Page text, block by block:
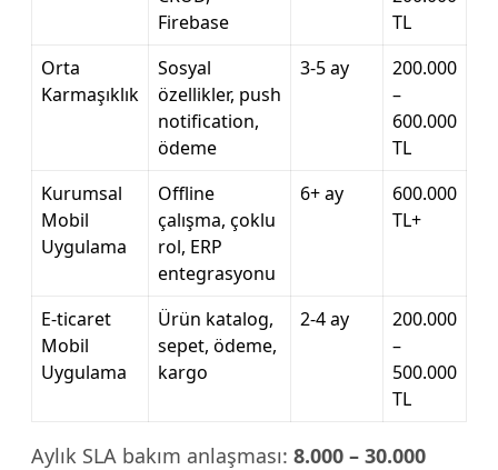
Firebase
TL
Orta
Karmaşıklık
Sosyal
özellikler, push
notification,
ödeme
3-5 ay
200.000
–
600.000
TL
Kurumsal
Mobil
Uygulama
Offline
çalışma, çoklu
rol, ERP
entegrasyonu
6+ ay
600.000
TL+
E-ticaret
Mobil
Uygulama
Ürün katalog,
sepet, ödeme,
kargo
2-4 ay
200.000
–
500.000
TL
Aylık SLA bakım anlaşması: 8.000 – 30.000